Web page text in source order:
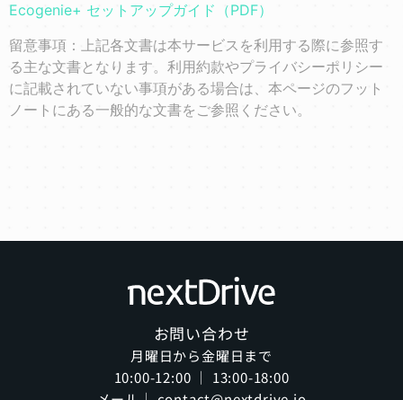
Ecogenie+ セットアップガイド（PDF）
留意事項：上記各文書は本サービスを利用する際に参照す
る主な文書となります。利用約款やプライバシーポリシー
に記載されていない事項がある場合は、本ページのフット
ノートにある一般的な文書をご参照ください。
お問い合わせ
月曜日から金曜日まで
10:00-12:00 ｜ 13:00-18:00